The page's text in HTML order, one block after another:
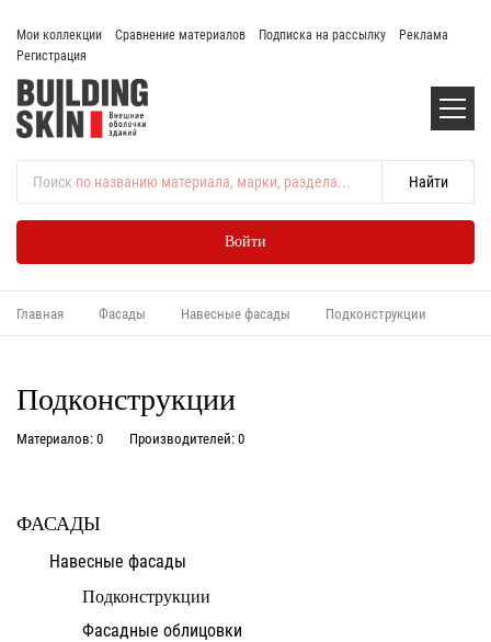
Мои коллекции Сравнение материалов Подписка на рассылку
Реклама
Регистрация
Поиск по названию материала, марки, раздела...
Войти
Главная Фасады Навесные фасады Подконструкции
Подконструкции
Материалов: 0 Производителей: 0
ФАСАДЫ
Навесные фасады
Подконструкции
Фасадные облицовки